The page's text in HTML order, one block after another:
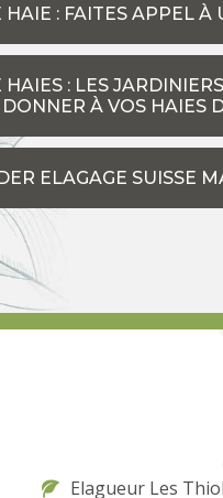
HAIE : FAITES APPEL À
: LES
À VOS HAIES
ELAGAGE SUISSE
Elagueur Les